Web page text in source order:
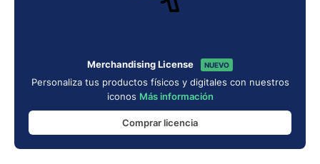
Merchandising License NUEVO
Personaliza tus productos físicos y digitales con nuestros
iconos Más información
Comprar licencia